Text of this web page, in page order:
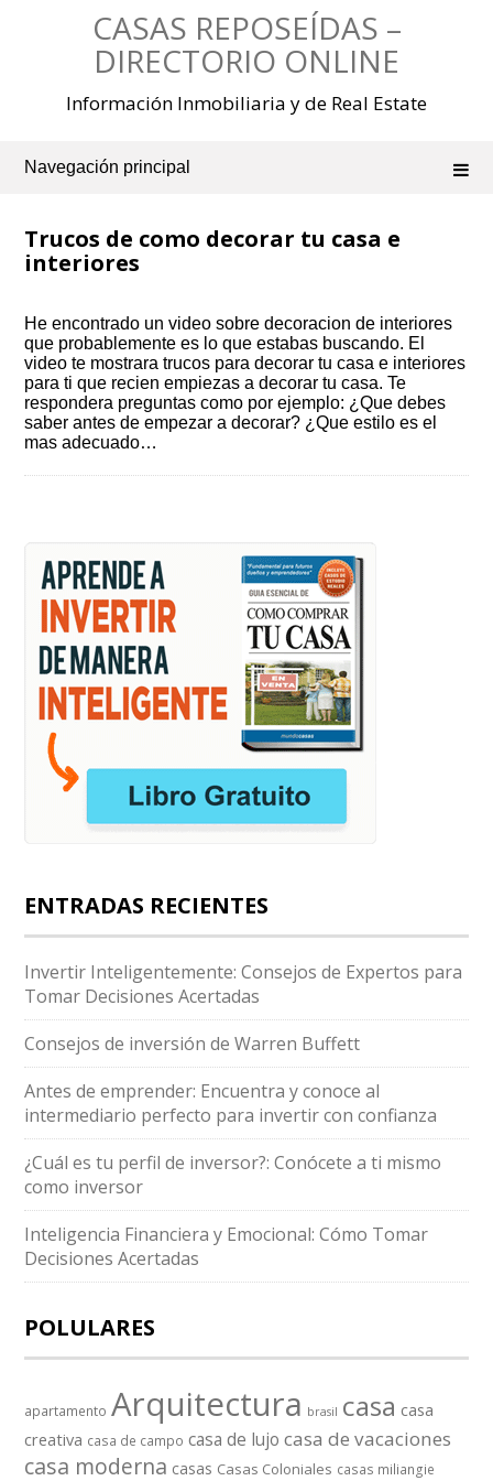
CASAS REPOSEÍDAS –
DIRECTORIO ONLINE
Información Inmobiliaria y de Real Estate
Navegación principal
Trucos de como decorar tu casa e
interiores
He encontrado un video sobre decoracion de interiores
que probablemente es lo que estabas buscando. El
video te mostrara trucos para decorar tu casa e interiores
para ti que recien empiezas a decorar tu casa. Te
respondera preguntas como por ejemplo: ¿Que debes
saber antes de empezar a decorar? ¿Que estilo es el
mas adecuado…
ENTRADAS RECIENTES
Invertir Inteligentemente: Consejos de Expertos para
Tomar Decisiones Acertadas
Consejos de inversión de Warren Buffett
Antes de emprender: Encuentra y conoce al
intermediario perfecto para invertir con confianza
¿Cuál es tu perfil de inversor?: Conócete a ti mismo
como inversor
Inteligencia Financiera y Emocional: Cómo Tomar
Decisiones Acertadas
POLULARES
apartamento Arquitectura brasil casa casa
creativa casa de campo casa de lujo casa de vacaciones
casa moderna casas Casas Coloniales casas miliangie